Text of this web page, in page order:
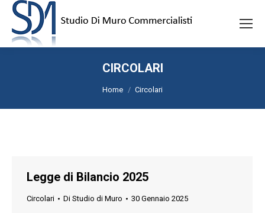
CIRCOLARI
Tu sei qui:
Home Circolari
Legge di Bilancio 2025
Circolari Di Studio di Muro 30 Gennaio 2025